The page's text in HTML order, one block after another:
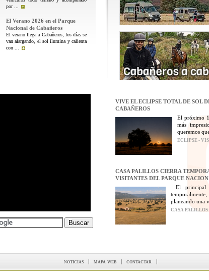
por ...
El Verano 2026 en el Parque
Nacional de Cabañeros
El verano llega a Cabañeros, los días se
van alargando, el sol ilumina y calienta
con ...
VIVE EL ECLIPSE TOTAL DE SOL
CABAÑEROS
El próximo
más
queremos
ECLIPSE -
CASA PALILLOS CIERRA
VISITANTES DEL PARQUE
El principal
planeando una
CASA
noticias | mapa web | contactar |